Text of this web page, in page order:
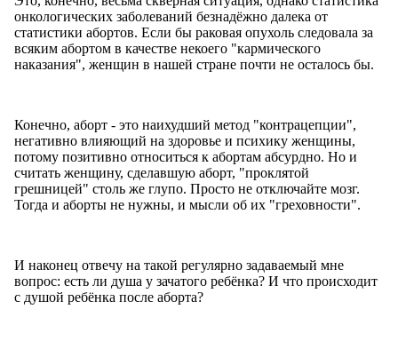
онкологических заболеваний безнадёжно далека от
статистики абортов. Если бы раковая опухоль следовала за
всяким абортом в качестве некоего "кармического
наказания", женщин в нашей стране почти не осталось бы.
Конечно, аборт - это наихудший метод "контрацепции",
негативно влияющий на здоровье и психику женщины,
потому позитивно относиться к абортам абсурдно. Но и
считать женщину, сделавшую аборт, "проклятой
грешницей" столь же глупо. Просто не отключайте мозг.
Тогда и аборты не нужны, и мысли об их "греховности".
И наконец отвечу на такой регулярно задаваемый мне
вопрос: есть ли душа у зачатого ребёнка? И что происходит
с душой ребёнка после аборта?